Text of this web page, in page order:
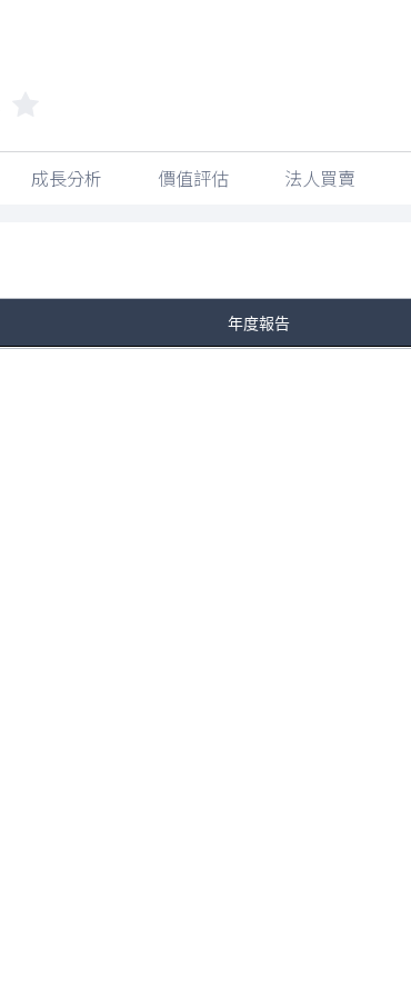
成長分析 價值評估 法人買賣
年度報告